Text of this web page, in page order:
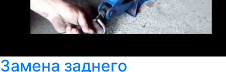
Замена заднего